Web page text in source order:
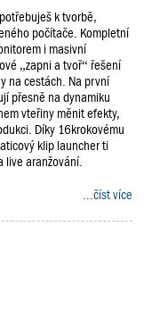
k tvorbě,
počítače. Kompletní
i masivní
„zapni a tvoř“ řešení
na cestách. Na první
přesně na dynamiku
vteřiny měnit efekty,
Díky 16krokovému
klip launcher ti
live aranžování.
...číst více